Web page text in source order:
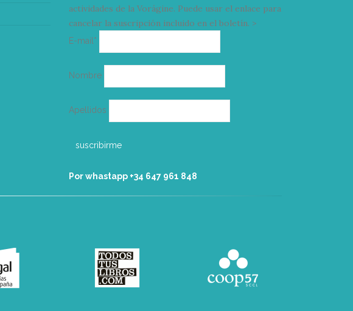
actividades de la Vorágine. Puede usar el enlace para
cancelar la suscripción incluido en el boletín. >
E-mail*
electrónico
Nombre
Apellidos
Por whastapp +34 ‭647 961 848‬